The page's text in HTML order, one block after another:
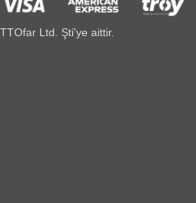
Ltd. Şti'ye aittir.